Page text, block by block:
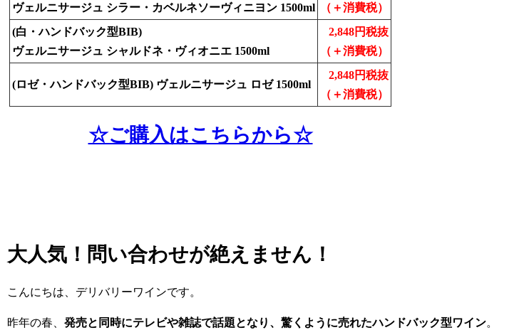
ヴェルニサージュ シラー・カベルネソーヴィニヨン 1500ml
（＋消費税）
(白・ハンドバック型BIB)
ヴェルニサージュ シャルドネ・ヴィオニエ 1500ml
2,848円税抜
（＋消費税）
(ロゼ・ハンドバック型BIB) ヴェルニサージュ ロゼ 1500ml
2,848円税抜
（＋消費税）
☆ご購入はこちらから☆
大人気！問い合わせが絶えません！
こんにちは、デリバリーワインです。
昨年の春、 発売と同時にテレビや雑誌で話題となり、驚くように売れたハンドバック型ワイン。